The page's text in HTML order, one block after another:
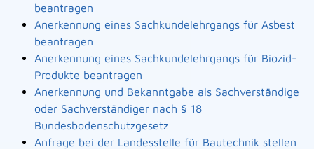
beantragen
Anerkennung eines Sachkundelehrgangs für Asbest
beantragen
Anerkennung eines Sachkundelehrgangs für Biozid-
Produkte beantragen
Anerkennung und Bekanntgabe als Sachverständige
oder Sachverständiger nach § 18
Bundesbodenschutzgesetz
Anfrage bei der Landesstelle für Bautechnik stellen